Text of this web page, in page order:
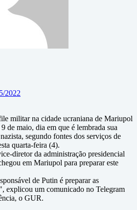
2022
militar na cidade ucraniana de Mariupol
de maio, dia em que é lembrada sua
segundo fontes dos serviços de
quarta-feira (4).
diretor da administração presidencial
em Mariupol para preparar este
de Putin é preparar as
explicou um comunicado no Telegram
o GUR.